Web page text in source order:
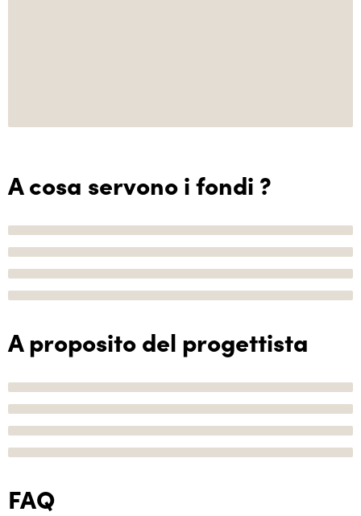
A cosa servono i fondi ?
A proposito del progettista
FAQ